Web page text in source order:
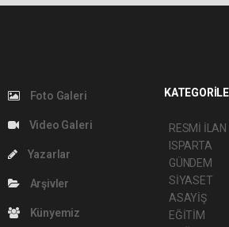
Foto Galeri
Video Galeri
Yazarlar
Arşivler
Künyemiz
RESMİ İLAN
ISPARTA
GÜNDEM
SİYASET
ASAYİŞ
EĞİTİM